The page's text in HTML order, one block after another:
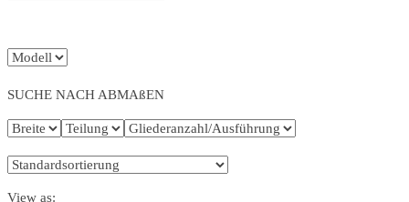
SUCHE NACH ABMAßEN
View as: